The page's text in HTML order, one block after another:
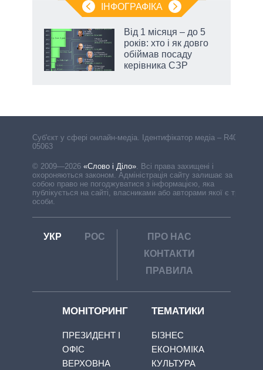
ІНФОГРАФІКА
Від 1 місяця – до 5
років: хто і як довго
обіймав посаду
керівника СЗР
Cуб'єкт у сфері онлайн-медіа. Ідентифікатор медіа – R40-
05063
© 2009—2026 «Слово і Діло». Всі права захищені і
охороняються законом. Адміністрація сайту залишає за
собою право не погоджуватися з інформацією, яка
публікується на сайті, власниками або авторами якої є треті
особи.
УКР РОС
ПРО НАС
КОНТАКТИ
ПРАВИЛА
МОНІТОРИНГ
ПРЕЗИДЕНТ І
ОФІС
ВЕРХОВНА
ТЕМАТИКИ
БІЗНЕС
ЕКОНОМІКА
КУЛЬТУРА